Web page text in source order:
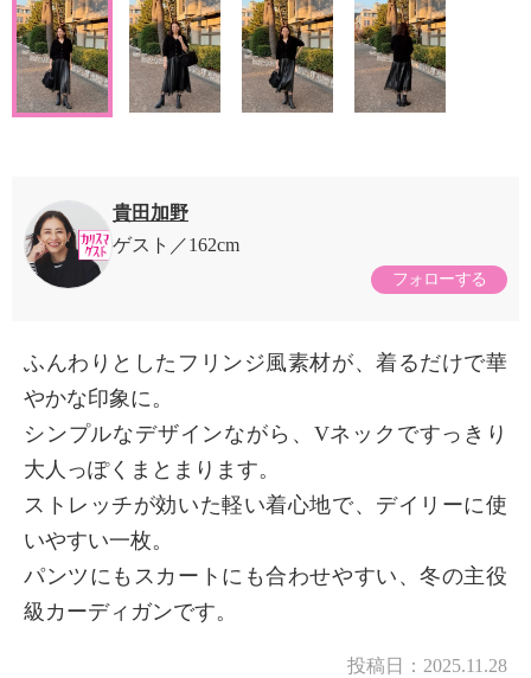
貴田加野
ゲスト
162cm
フォローする
ふんわりとしたフリンジ風素材が、着るだけで華
やかな印象に。
シンプルなデザインながら、Vネックですっきり
大人っぽくまとまります。
ストレッチが効いた軽い着心地で、デイリーに使
いやすい一枚。
パンツにもスカートにも合わせやすい、冬の主役
級カーディガンです。
投稿日： 2025.11.28